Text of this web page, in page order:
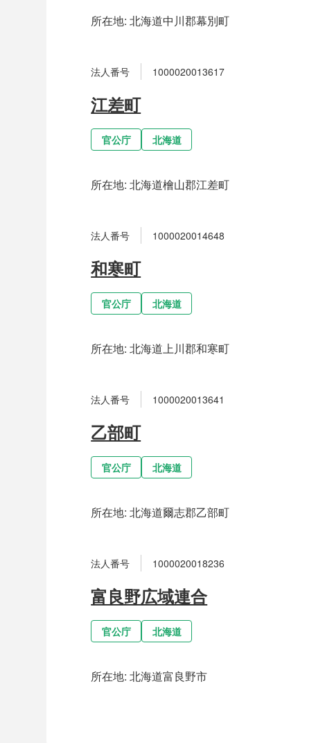
所在地:北海道中川郡幕別町
法人番号 1000020013617
江差町
官公庁 北海道
所在地:北海道檜山郡江差町
法人番号 1000020014648
和寒町
官公庁 北海道
所在地:北海道上川郡和寒町
法人番号 1000020013641
乙部町
官公庁 北海道
所在地:北海道爾志郡乙部町
法人番号 1000020018236
富良野広域連合
官公庁 北海道
所在地:北海道富良野市